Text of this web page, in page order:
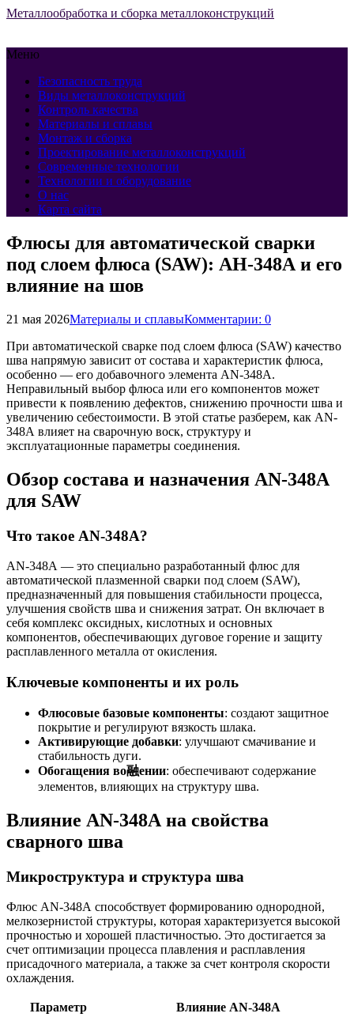
Металлообработка и сборка металлоконструкций
Меню
Безопасность труда
Виды металлоконструкций
Контроль качества
Материалы и сплавы
Монтаж и сборка
Проектирование металлоконструкций
Современные технологии
Технологии и оборудование
О нас
Карта сайта
Флюсы для автоматической сварки
под слоем флюса (SAW): АН-348А и его
влияние на шов
21 мая 2026Материалы и сплавыКомментарии: 0
При автоматической сварке под слоем флюса (SAW) качество
шва напрямую зависит от состава и характеристик флюса,
особенно — его добавочного элемента AN-348А.
Неправильный выбор флюса или его компонентов может
привести к появлению дефектов, снижению прочности шва и
увеличению себестоимости. В этой статье разберем, как AN-
348А влияет на сварочную воск, структуру и
эксплуатационные параметры соединения.
Обзор состава и назначения AN-348А
для SAW
Что такое AN-348А?
AN-348А — это специально разработанный флюс для
автоматической плазменной сварки под слоем (SAW),
предназначенный для повышения стабильности процесса,
улучшения свойств шва и снижения затрат. Он включает в
себя комплекс оксидных, кислотных и основных
компонентов, обеспечивающих дуговое горение и защиту
расплавленного металла от окисления.
Ключевые компоненты и их роль
Флюсовые базовые компоненты: создают защитное
покрытие и регулируют вязкость шлака.
Активирующие добавки: улучшают смачивание и
стабильность дуги.
Обогащения во融ении: обеспечивают содержание
элементов, влияющих на структуру шва.
Влияние AN-348А на свойства
сварного шва
Микроструктура и структура шва
Флюс AN-348А способствует формированию однородной,
мелкозернистой структуры, которая характеризуется высокой
прочностью и хорошей пластичностью. Это достигается за
счет оптимизации процесса плавления и расплавления
присадочного материала, а также за счет контроля скорости
охлаждения.
Параметр
Влияние AN-348А